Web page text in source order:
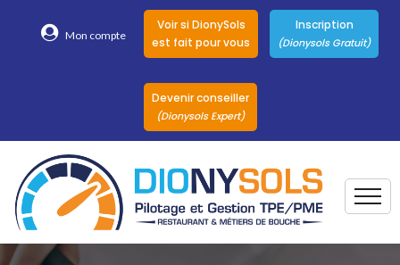
Mon compte
Voir si DionySols
est fait pour vous
Inscription
(Dionysols Gratuit)
Devenir conseiller
(Dionysols Expert)